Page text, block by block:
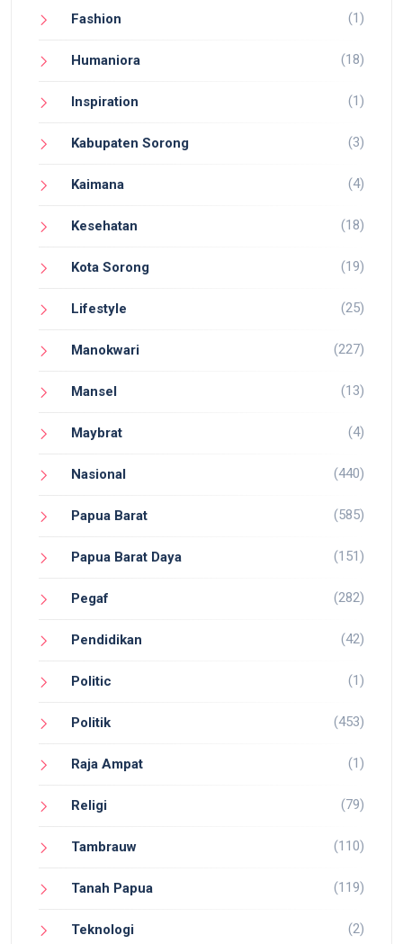
Fashion (1)
Humaniora (18)
Inspiration (1)
Kabupaten Sorong (3)
Kaimana (4)
Kesehatan (18)
Kota Sorong (19)
Lifestyle (25)
Manokwari (227)
Mansel (13)
Maybrat (4)
Nasional (440)
Papua Barat (585)
Papua Barat Daya (151)
Pegaf (282)
Pendidikan (42)
Politic (1)
Politik (453)
Raja Ampat (1)
Religi (79)
Tambrauw (110)
Tanah Papua (119)
Teknologi (2)